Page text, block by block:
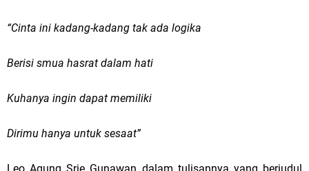
“Cinta ini kadang-kadang tak ada logika
Berisi smua hasrat dalam hati
Kuhanya ingin dapat memiliki
Dirimu hanya untuk sesaat”